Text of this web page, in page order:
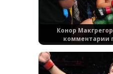
Конор
комментарии